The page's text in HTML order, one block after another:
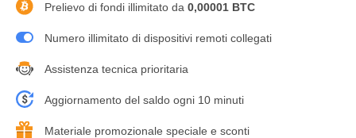
Prelievo di fondi illimitato da 0,00001 BTC
Numero illimitato di dispositivi remoti collegati
Assistenza tecnica prioritaria
Aggiornamento del saldo ogni 10 minuti
Materiale promozionale speciale e sconti